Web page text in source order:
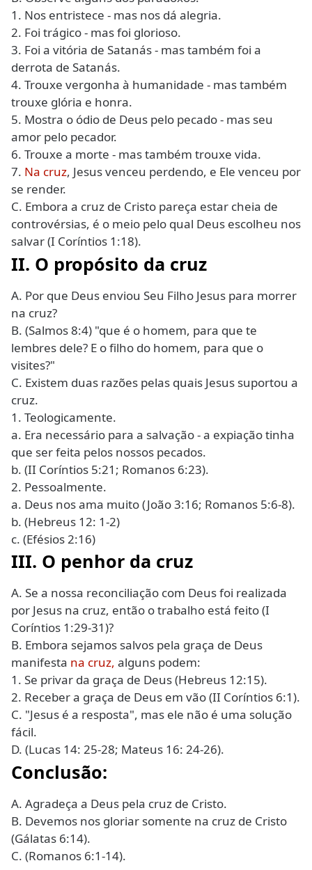
1. Nos entristece - mas nos dá alegria.
2. Foi trágico - mas foi glorioso.
3. Foi a vitória de Satanás - mas também foi a
derrota de Satanás.
4. Trouxe vergonha à humanidade - mas também
trouxe glória e honra.
5. Mostra o ódio de Deus pelo pecado - mas seu
amor pelo pecador.
6. Trouxe a morte - mas também trouxe vida.
7. Na cruz, Jesus venceu perdendo, e Ele venceu por
se render.
C. Embora a cruz de Cristo pareça estar cheia de
controvérsias, é o meio pelo qual Deus escolheu nos
salvar (I Coríntios 1:18).
II. O propósito da cruz
A. Por que Deus enviou Seu Filho Jesus para morrer
na cruz?
B. (Salmos 8:4) "que é o homem, para que te
lembres dele? E o filho do homem, para que o
visites?"
C. Existem duas razões pelas quais Jesus suportou a
cruz.
1. Teologicamente.
a. Era necessário para a salvação - a expiação tinha
que ser feita pelos nossos pecados.
b. (II Coríntios 5:21; Romanos 6:23).
2. Pessoalmente.
a. Deus nos ama muito (João 3:16; Romanos 5:6-8).
b. (Hebreus 12: 1-2)
c. (Efésios 2:16)
III. O penhor da cruz
A. Se a nossa reconciliação com Deus foi realizada
por Jesus na cruz, então o trabalho está feito (I
Coríntios 1:29-31)?
B. Embora sejamos salvos pela graça de Deus
manifesta na cruz, alguns podem:
1. Se privar da graça de Deus (Hebreus 12:15).
2. Receber a graça de Deus em vão (II Coríntios 6:1).
C. "Jesus é a resposta", mas ele não é uma solução
fácil.
D. (Lucas 14: 25-28; Mateus 16: 24-26).
Conclusão:
A. Agradeça a Deus pela cruz de Cristo.
B. Devemos nos gloriar somente na cruz de Cristo
(Gálatas 6:14).
C. (Romanos 6:1-14).